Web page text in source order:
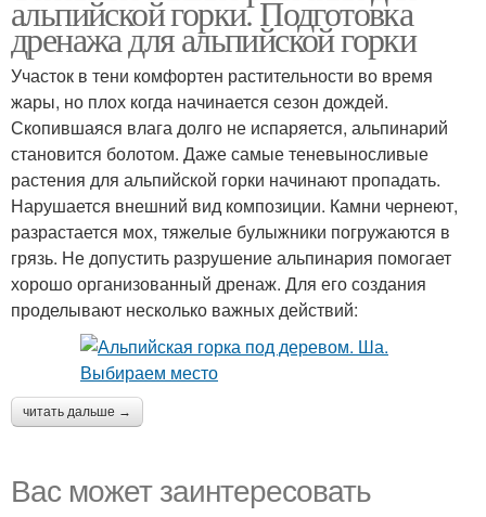
Многолетники для
альпийской горки
альпийской горки. Подготовка
дренажа для альпийской горки
Участок в тени комфортен растительности во время
жары, но плох когда начинается сезон дождей.
Скопившаяся влага долго не испаряется, альпинарий
становится болотом. Даже самые теневыносливые
растения для альпийской горки начинают пропадать.
Нарушается внешний вид композиции. Камни чернеют,
разрастается мох, тяжелые булыжники погружаются в
грязь. Не допустить разрушение альпинария помогает
хорошо организованный дренаж. Для его создания
проделывают несколько важных действий:
читать дальше →
Вас может заинтересовать